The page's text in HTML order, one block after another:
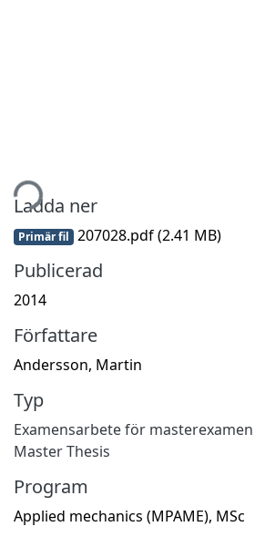
Ladda ner
Primär fil 207028.pdf(2.41 MB)
Publicerad
2014
Författare
Andersson, Martin
Typ
Examensarbete för masterexamen
Master Thesis
Program
Applied mechanics (MPAME), MSc